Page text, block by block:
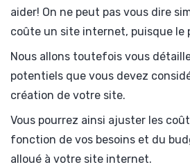
aider! On ne peut pas vous dire
coûte un site internet, puisque le
Nous allons toutefois vous
potentiels que vous devez
création de votre site.
Vous pourrez ainsi ajuster les
fonction de vos besoins et du
alloué à votre site internet.